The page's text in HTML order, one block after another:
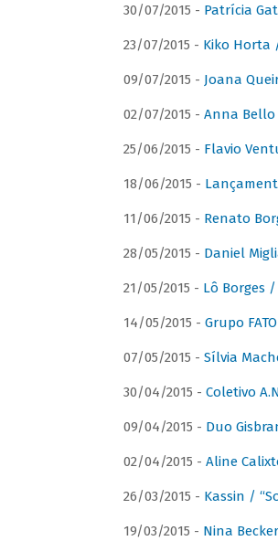
30/07/2015 - Patrícia
23/07/2015 - Kiko Horta
09/07/2015 - Joana
02/07/2015 - Anna Bello
25/06/2015 - Flavio
18/06/2015 -
11/06/2015 - Renato
28/05/2015 - Daniel
21/05/2015 - Lô Borges /
14/05/2015 - Grupo
07/05/2015 - Sílvia
30/04/2015 - Coletivo
09/04/2015 - Duo
02/04/2015 - Aline
26/03/2015 - Kassin /
19/03/2015 - Nina